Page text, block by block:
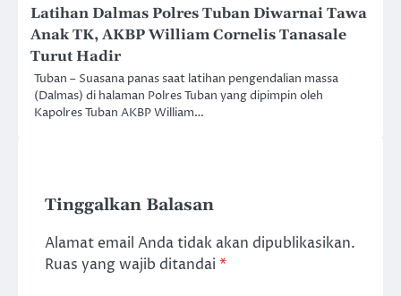
Latihan Dalmas Polres Tuban Diwarnai Tawa
Anak TK, AKBP William Cornelis Tanasale
Turut Hadir
Tuban – Suasana panas saat latihan pengendalian massa
(Dalmas) di halaman Polres Tuban yang dipimpin oleh
Kapolres Tuban AKBP William…
Tinggalkan Balasan
Alamat email Anda tidak akan dipublikasikan.
Ruas yang wajib ditandai *